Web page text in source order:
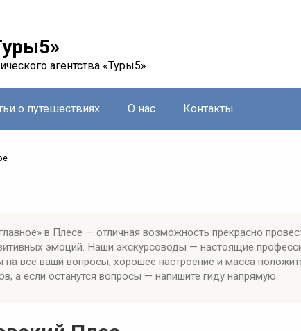
агентства «Туры5»
о путешествиях О нас Контакты
в Плесе — отличная возможность прекрасно
эмоций. Наши экскурсоводы — настоящие
все ваши вопросы, хорошее настроение и масса
а если останутся вопросы — напишите гиду напрямую.